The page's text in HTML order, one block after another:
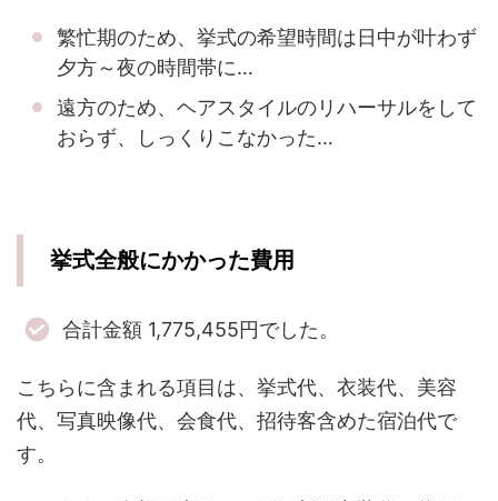
繁忙期のため、挙式の希望時間は日中が叶わず
夕方～夜の時間帯に…
遠方のため、ヘアスタイルのリハーサルをして
おらず、しっくりこなかった…
挙式全般にかかった費用
合計金額 1,775,455円でした。
こちらに含まれる項目は、挙式代、衣装代、美容
代、写真映像代、会食代、招待客含めた宿泊代で
す。